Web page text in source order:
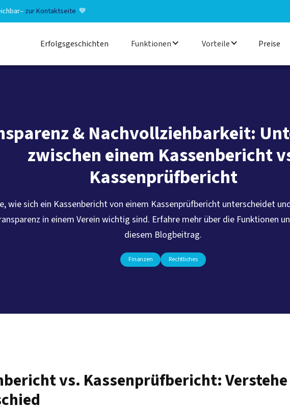
– zur Kontaktseite 💙
Erfolgsgeschichten Funktionen Vorteile Preise
& Nachvollziehbarkeit:
zwischen einem Kassenbericht
Kassenprüfbericht
wie sich ein Kassenbericht von einem Kassenprüfbericht unterscheidet
in einem Verein wichtig sind. Erfahre mehr über die Funktionen
diesem Blogbeitrag.
Finanzen Rechtliches
vs. Kassenprüfbericht: Verstehe